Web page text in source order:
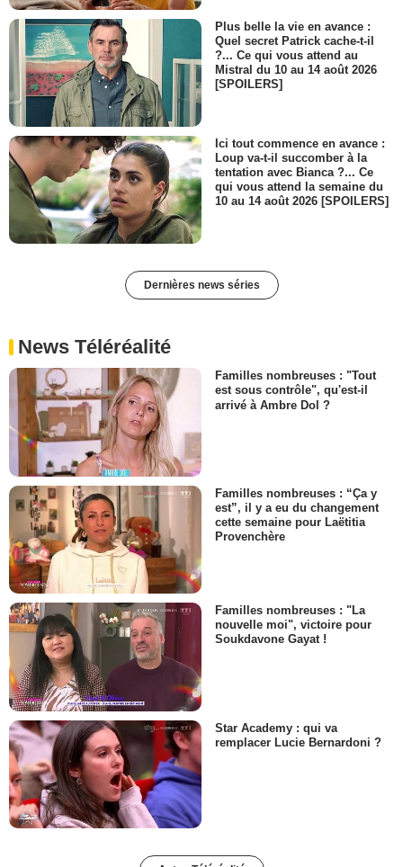
Plus belle la vie en avance :
Quel secret Patrick cache-t-il
?... Ce qui vous attend au
Mistral du 10 au 14 août 2026
[SPOILERS]
Ici tout commence en avance :
Loup va-t-il succomber à la
tentation avec Bianca ?... Ce
qui vous attend la semaine du
10 au 14 août 2026 [SPOILERS]
Dernières news séries
News Téléréalité
Familles nombreuses : "Tout
est sous contrôle", qu'est-il
arrivé à Ambre Dol ?
Familles nombreuses : “Ça y
est”, il y a eu du changement
cette semaine pour Laëtitia
Provenchère
Familles nombreuses : "La
nouvelle moi", victoire pour
Soukdavone Gayat !
Star Academy : qui va
remplacer Lucie Bernardoni ?